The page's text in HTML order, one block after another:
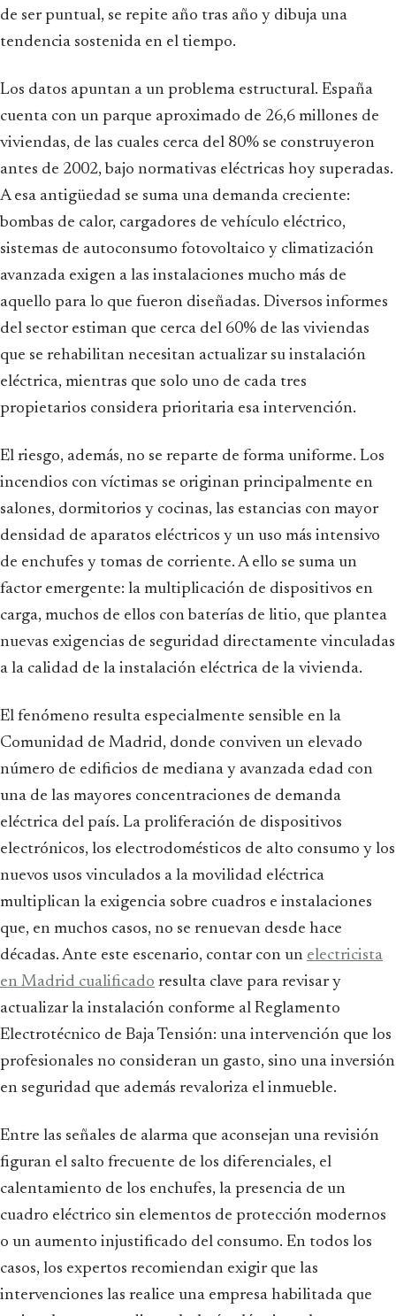
de ser puntual, se repite año tras año y dibuja una
tendencia sostenida en el tiempo.
Los datos apuntan a un problema estructural. España
cuenta con un parque aproximado de 26,6 millones de
viviendas, de las cuales cerca del 80% se construyeron
antes de 2002, bajo normativas eléctricas hoy superadas.
A esa antigüedad se suma una demanda creciente:
bombas de calor, cargadores de vehículo eléctrico,
sistemas de autoconsumo fotovoltaico y climatización
avanzada exigen a las instalaciones mucho más de
aquello para lo que fueron diseñadas. Diversos informes
del sector estiman que cerca del 60% de las viviendas
que se rehabilitan necesitan actualizar su instalación
eléctrica, mientras que solo uno de cada tres
propietarios considera prioritaria esa intervención.
El riesgo, además, no se reparte de forma uniforme. Los
incendios con víctimas se originan principalmente en
salones, dormitorios y cocinas, las estancias con mayor
densidad de aparatos eléctricos y un uso más intensivo
de enchufes y tomas de corriente. A ello se suma un
factor emergente: la multiplicación de dispositivos en
carga, muchos de ellos con baterías de litio, que plantea
nuevas exigencias de seguridad directamente vinculadas
a la calidad de la instalación eléctrica de la vivienda.
El fenómeno resulta especialmente sensible en la
Comunidad de Madrid, donde conviven un elevado
número de edificios de mediana y avanzada edad con
una de las mayores concentraciones de demanda
eléctrica del país. La proliferación de dispositivos
electrónicos, los electrodomésticos de alto consumo y los
nuevos usos vinculados a la movilidad eléctrica
multiplican la exigencia sobre cuadros e instalaciones
que, en muchos casos, no se renuevan desde hace
décadas. Ante este escenario, contar con un electricista
en Madrid cualificado resulta clave para revisar y
actualizar la instalación conforme al Reglamento
Electrotécnico de Baja Tensión: una intervención que los
profesionales no consideran un gasto, sino una inversión
en seguridad que además revaloriza el inmueble.
Entre las señales de alarma que aconsejan una revisión
figuran el salto frecuente de los diferenciales, el
calentamiento de los enchufes, la presencia de un
cuadro eléctrico sin elementos de protección modernos
o un aumento injustificado del consumo. En todos los
casos, los expertos recomiendan exigir que las
intervenciones las realice una empresa habilitada que